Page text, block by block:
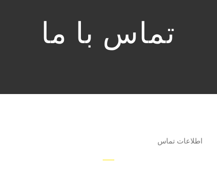
تماس با ما
اطلاعات تماس